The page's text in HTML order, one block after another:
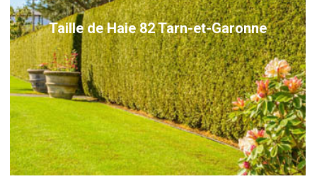
Taille de Haie 82 Tarn-et-Garonne